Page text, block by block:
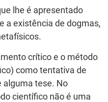
lhe é apresentado
a existência de dogmas,
crítico e o método
como tentativa de
alguma tese. No
científico não é uma